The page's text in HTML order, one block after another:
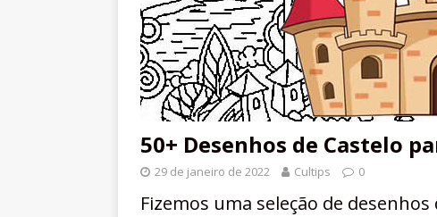
50+ Desenhos de Castelo
29 de janeiro de 2022 Cultips 0
Fizemos uma seleção de